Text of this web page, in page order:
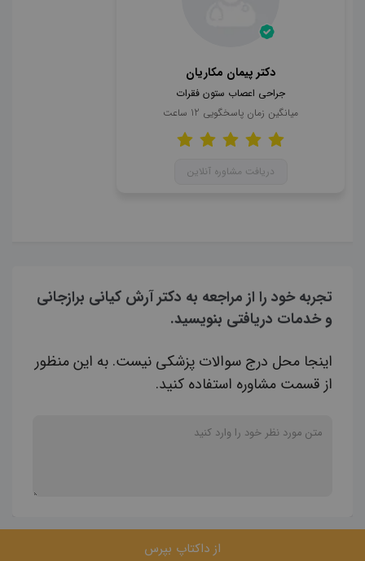
دکتر پیمان مکاریان
جراحی اعصاب ستون فقرات
میانگین زمان پاسخگویی 12 ساعت
دریافت مشاوره آنلاین
تجربه خود را از مراجعه به دکتر آرش کیانی برازجانی
و خدمات دریافتی بنویسید.
اینجا محل درج سوالات پزشکی نیست. به این منظور
از قسمت مشاوره استفاده کنید.
از داکتاپ بپرس